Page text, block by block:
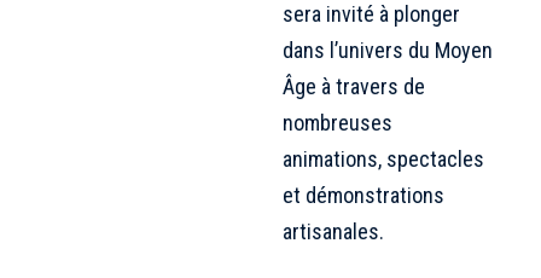
sera invité à plonger
dans l’univers du Moyen
Âge à travers de
nombreuses
animations, spectacles
et démonstrations
artisanales.